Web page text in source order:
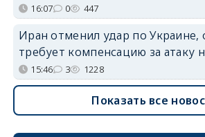
16:07 0 447
Иран отменил удар по Украине,
требует компенсацию за атаку
15:46 3 1228
Показать все